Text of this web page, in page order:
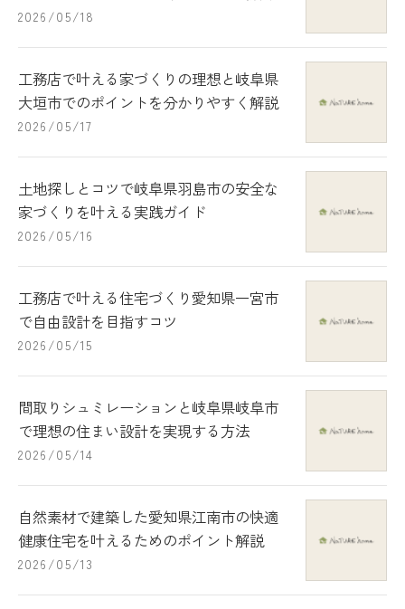
2026/05/18
工務店で叶える家づくりの理想と岐阜県
大垣市でのポイントを分かりやすく解説
2026/05/17
土地探しとコツで岐阜県羽島市の安全な
家づくりを叶える実践ガイド
2026/05/16
工務店で叶える住宅づくり愛知県一宮市
で自由設計を目指すコツ
2026/05/15
間取りシュミレーションと岐阜県岐阜市
で理想の住まい設計を実現する方法
2026/05/14
自然素材で建築した愛知県江南市の快適
健康住宅を叶えるためのポイント解説
2026/05/13